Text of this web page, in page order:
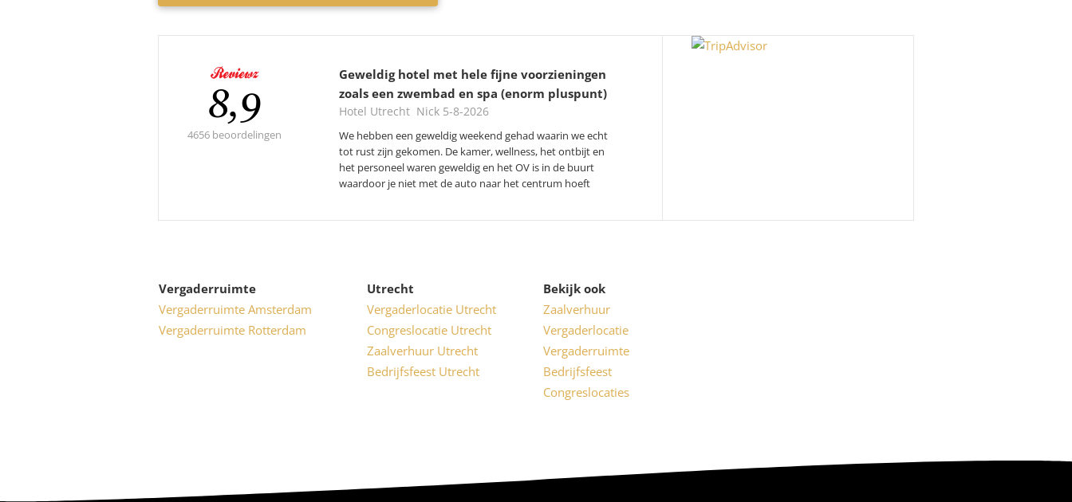
Gemiddelde
score:
8,9
4656 beoordelingen
Geweldig hotel met hele fijne voorzieningen
zoals een zwembad en spa (enorm pluspunt)
Hotel Utrecht Nick 5-8-2026
We hebben een geweldig weekend gehad waarin we echt
tot rust zijn gekomen. De kamer, wellness, het ontbijt en
het personeel waren geweldig en het OV is in de buurt
waardoor je niet met de auto naar het centrum hoeft
Vergaderruimte Utrecht
Bekijk ook
Vergaderruimte Amsterdam
Vergaderlocatie Utrecht
Zaalverhuur
Vergaderruimte Rotterdam
Congreslocatie Utrecht
Vergaderlocatie
Zaalverhuur Utrecht
Vergaderruimte
Bedrijfsfeest Utrecht
Bedrijfsfeest
Congreslocaties